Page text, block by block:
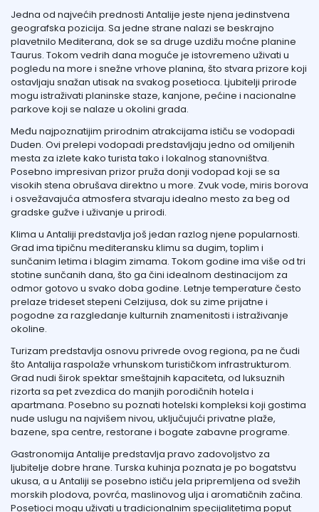
Jedna od najvećih prednosti Antalije jeste njena jedinstvena
geografska pozicija. Sa jedne strane nalazi se beskrajno
plavetnilo Mediterana, dok se sa druge uzdižu moćne planine
Taurus. Tokom vedrih dana moguće je istovremeno uživati u
pogledu na more i snežne vrhove planina, što stvara prizore koji
ostavljaju snažan utisak na svakog posetioca. Ljubitelji prirode
mogu istraživati planinske staze, kanjone, pećine i nacionalne
parkove koji se nalaze u okolini grada.
Među najpoznatijim prirodnim atrakcijama ističu se vodopadi
Duden. Ovi prelepi vodopadi predstavljaju jedno od omiljenih
mesta za izlete kako turista tako i lokalnog stanovništva.
Posebno impresivan prizor pruža donji vodopad koji se sa
visokih stena obrušava direktno u more. Zvuk vode, miris borova
i osvežavajuća atmosfera stvaraju idealno mesto za beg od
gradske gužve i uživanje u prirodi.
Klima u Antaliji predstavlja još jedan razlog njene popularnosti.
Grad ima tipičnu mediteransku klimu sa dugim, toplim i
sunčanim letima i blagim zimama. Tokom godine ima više od tri
stotine sunčanih dana, što ga čini idealnom destinacijom za
odmor gotovo u svako doba godine. Letnje temperature često
prelaze trideset stepeni Celzijusa, dok su zime prijatne i
pogodne za razgledanje kulturnih znamenitosti i istraživanje
okoline.
Turizam predstavlja osnovu privrede ovog regiona, pa ne čudi
što Antalija raspolaže vrhunskom turističkom infrastrukturom.
Grad nudi širok spektar smeštajnih kapaciteta, od luksuznih
rizorta sa pet zvezdica do manjih porodičnih hotela i
apartmana. Posebno su poznati hotelski kompleksi koji gostima
nude uslugu na najvišem nivou, uključujući privatne plaže,
bazene, spa centre, restorane i bogate zabavne programe.
Gastronomija Antalije predstavlja pravo zadovoljstvo za
ljubitelje dobre hrane. Turska kuhinja poznata je po bogatstvu
ukusa, a u Antaliji se posebno ističu jela pripremljena od svežih
morskih plodova, povrća, maslinovog ulja i aromatičnih začina.
Posetioci mogu uživati u tradicionalnim specijalitetima poput